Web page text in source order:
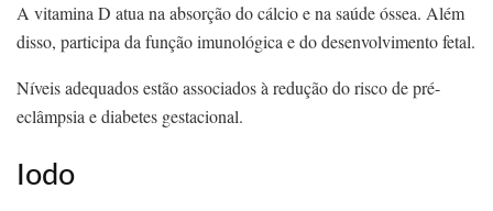
A vitamina D atua na absorção do cálcio e na saúde óssea. Além
disso, participa da função imunológica e do desenvolvimento fetal.
Níveis adequados estão associados à redução do risco de pré-
eclâmpsia e diabetes gestacional.
Iodo